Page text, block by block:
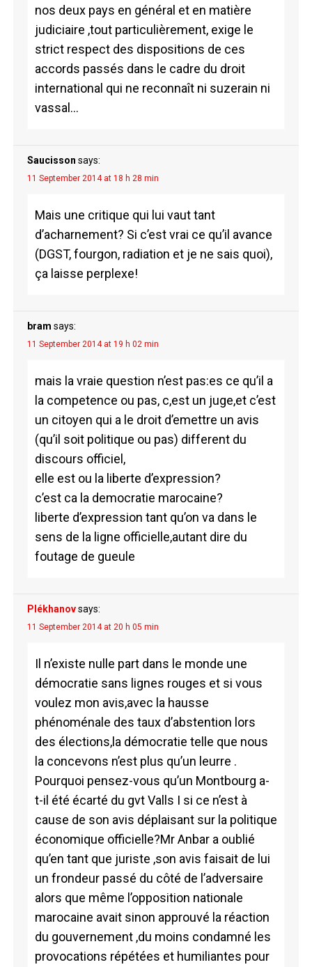
nos deux pays en général et en matière
judiciaire ,tout particulièrement, exige le
strict respect des dispositions de ces
accords passés dans le cadre du droit
international qui ne reconnaît ni suzerain ni
vassal…
Saucisson says:
11 September 2014 at 18 h 28 min
Mais une critique qui lui vaut tant
d’acharnement? Si c’est vrai ce qu’il avance
(DGST, fourgon, radiation et je ne sais quoi),
ça laisse perplexe!
bram says:
11 September 2014 at 19 h 02 min
mais la vraie question n’est pas:es ce qu’il a
la competence ou pas, c,est un juge,et c’est
un citoyen qui a le droit d’emettre un avis
(qu’il soit politique ou pas) different du
discours officiel,
elle est ou la liberte d’expression?
c’est ca la democratie marocaine?
liberte d’expression tant qu’on va dans le
sens de la ligne officielle,autant dire du
foutage de gueule
Plékhanov says:
11 September 2014 at 20 h 05 min
Il n’existe nulle part dans le monde une
démocratie sans lignes rouges et si vous
voulez mon avis,avec la hausse
phénoménale des taux d’abstention lors
des élections,la démocratie telle que nous
la concevons n’est plus qu’un leurre .
Pourquoi pensez-vous qu’un Montbourg a-
t-il été écarté du gvt Valls I si ce n’est à
cause de son avis déplaisant sur la politique
économique officielle?Mr Anbar a oublié
qu’en tant que juriste ,son avis faisait de lui
un frondeur passé du côté de l’adversaire
alors que même l’opposition nationale
marocaine avait sinon approuvé la réaction
du gouvernement ,du moins condamné les
provocations répétées et humiliantes pour